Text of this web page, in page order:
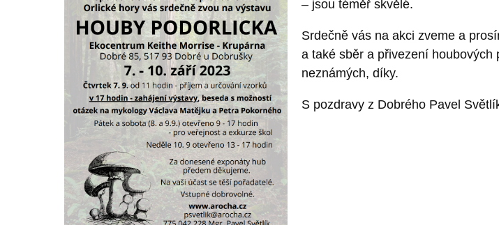
– jsou téměř skvělé.
Srdečně vás na akci zveme a
a také sběr a přivezení houbových
neznámých, díky.
S pozdravy z Dobrého Pavel